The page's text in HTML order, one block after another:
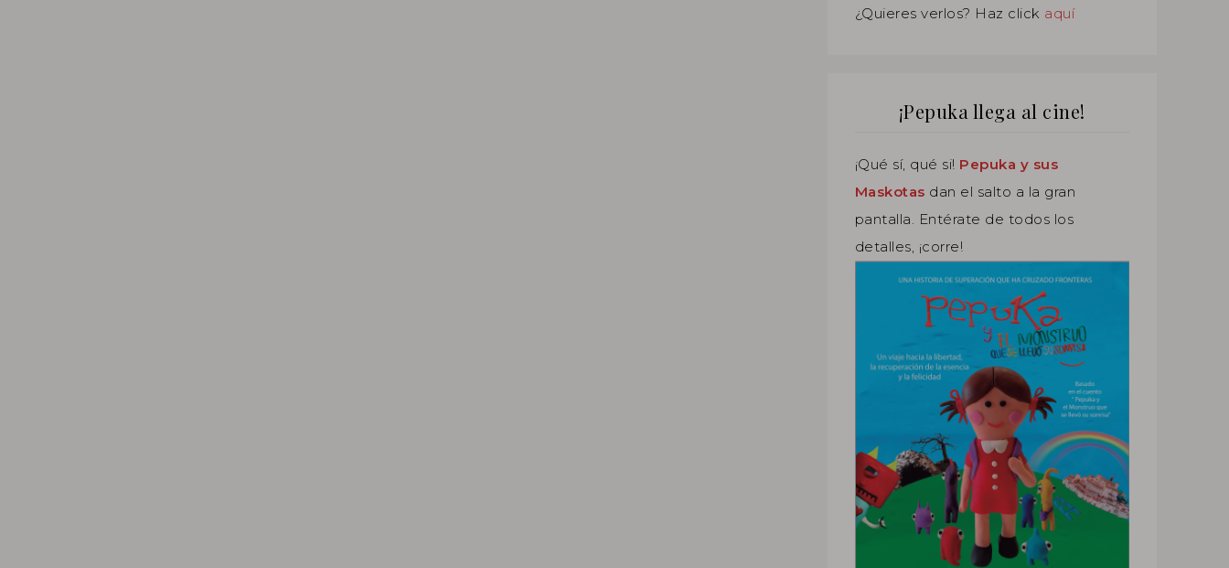
¿Quieres verlos? Haz click aquí
¡Pepuka llega al cine!
¡Qué sí, qué si! Pepuka y sus
Maskotas dan el salto a la gran
pantalla. Entérate de todos los
detalles, ¡corre!